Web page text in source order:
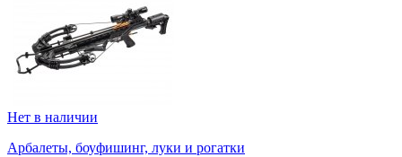
Нет в наличии
Арбалеты, боуфишинг, луки и рогатки